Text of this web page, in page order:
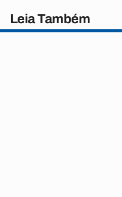
Leia Também